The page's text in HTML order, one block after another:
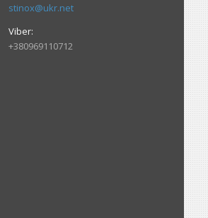
stinox@ukr.net
+380969110712